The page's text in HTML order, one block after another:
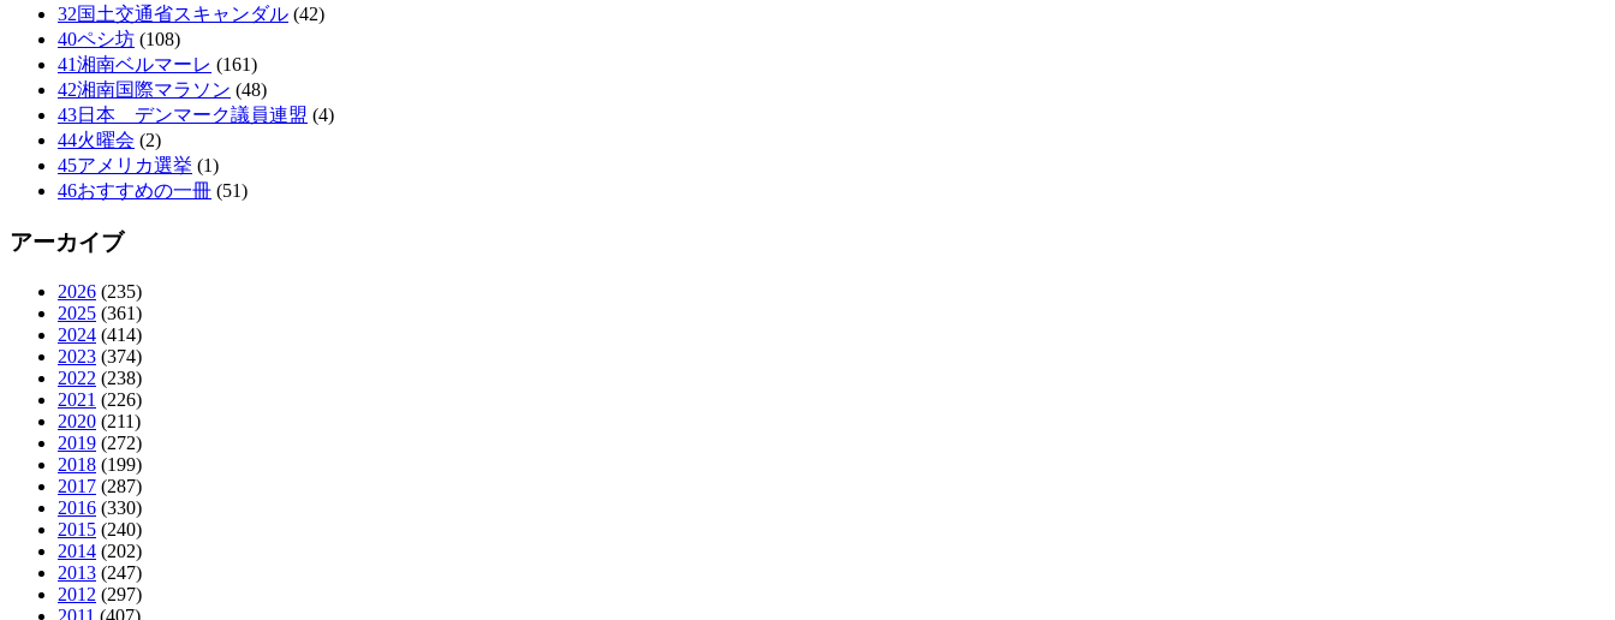
32国土交通省スキャンダル (42)
40ペシ坊 (108)
41湘南ベルマーレ (161)
42湘南国際マラソン (48)
43日本 デンマーク議員連盟 (4)
44火曜会 (2)
45アメリカ選挙 (1)
46おすすめの一冊 (51)
アーカイブ
2026 (235)
2025 (361)
2024 (414)
2023 (374)
2022 (238)
2021 (226)
2020 (211)
2019 (272)
2018 (199)
2017 (287)
2016 (330)
2015 (240)
2014 (202)
2013 (247)
2012 (297)
2011 (407)